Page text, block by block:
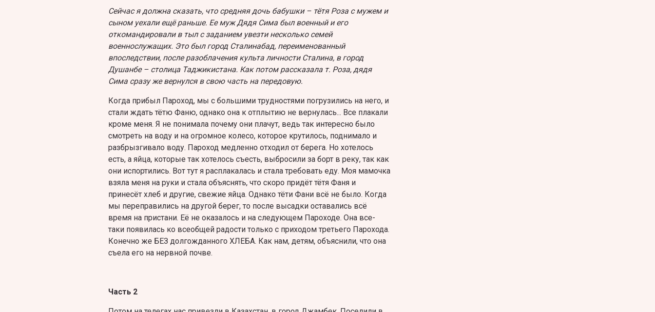
Сейчас я должна сказать, что средняя дочь бабушки – тётя Роза с мужем и
сыном уехали ещё раньше. Ее муж Дядя Сима был военный и его
откомандировали в тыл с заданием увезти несколько семей
военнослужащих. Это был город Сталинабад, переименованный
впоследствии, после разоблачения культа личности Сталина, в город
Душанбе – столица Таджикистана. Как потом рассказала т. Роза, дядя
Сима сразу же вернулся в свою часть на передовую.
Когда прибыл Пароход, мы с большими трудностями погрузились на него, и
стали ждать тётю Фаню, однако она к отплытию не вернулась... Все плакали
кроме меня. Я не понимала почему они плачут, ведь так интересно было
смотреть на воду и на огромное колесо, которое крутилось, поднимало и
разбрызгивало воду. Пароход медленно отходил от берега. Но хотелось
есть, а яйца, которые так хотелось съесть, выбросили за борт в реку, так как
они испортились. Вот тут я расплакалась и стала требовать еду. Моя мамочка
взяла меня на руки и стала объяснять, что скоро придёт тётя Фаня и
принесёт хлеб и другие, свежие яйца. Однако тёти Фани всё не было. Когда
мы переправились на другой берег, то после высадки оставались всё
время на пристани. Её не оказалось и на следующем Пароходе. Она все-
таки появилась ко всеобщей радости только с приходом третьего Парохода.
Конечно же БЕЗ долгожданного ХЛЕБА. Как нам, детям, объяснили, что она
съела егo на нервной почве.
Часть 2